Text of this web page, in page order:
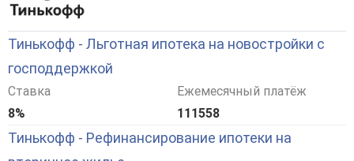
Тинькофф - Льготная ипотека на новостройки с
господдержкой
Ставка
8%
Ежемесячный платёж
111558
Тинькофф - Рефинансирование ипотеки на